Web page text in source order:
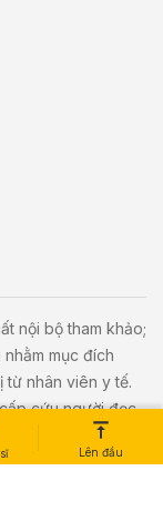
nội bộ tham khảo;
mục đích
từ nhân viên y tế.
cứu người đọc
Lên đầu